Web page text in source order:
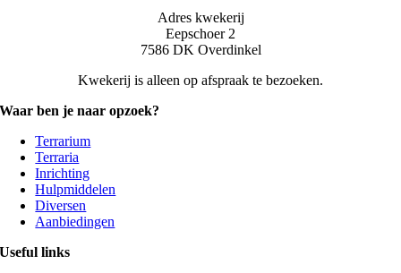
Adres kwekerij
Eepschoer 2
7586 DK Overdinkel
Kwekerij is alleen op afspraak te bezoeken.
Waar ben je naar opzoek?
Terrarium
Terraria
Inrichting
Hulpmiddelen
Diversen
Aanbiedingen
Useful links